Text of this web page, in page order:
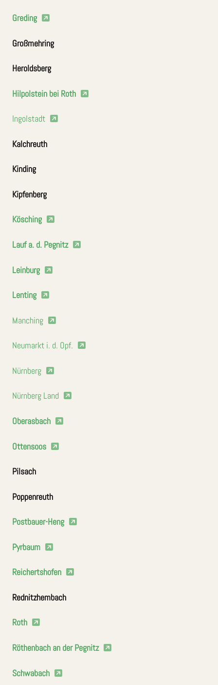
Greding
Großmehring
Heroldsberg
Hilpolstein bei Roth
Ingolstadt
Kalchreuth
Kinding
Kipfenberg
Kösching
Lauf a. d. Pegnitz
Leinburg
Lenting
Manching
Neumarkt i. d. Opf.
Nürnberg
Nürnberg Land
Oberasbach
Ottensoos
Pilsach
Poppenreuth
Postbauer-Heng
Pyrbaum
Reichertshofen
Rednitzhembach
Roth
Röthenbach an der Pegnitz
Schwabach